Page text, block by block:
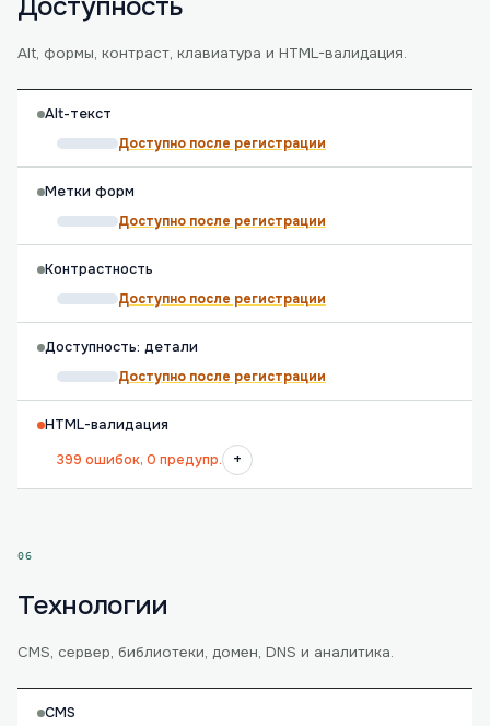
Alt, формы, контраст, клавиатура и HTML-валидация.
Alt-текст
Доступно после регистрации
Метки форм
Доступно после регистрации
Контрастность
Доступно после регистрации
Доступность: детали
Доступно после регистрации
HTML-валидация
399 ошибок, 0 предупр.
+
06
Технологии
CMS, сервер, библиотеки, домен, DNS и аналитика.
CMS